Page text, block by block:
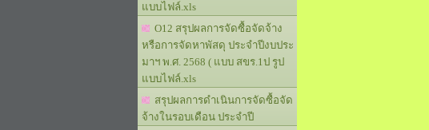
แบบไฟล์.xls
O12 สรุปผลการจัดซื้อจัดจ้าง
หรือการจัดหาพัสดุ ประจำปีงบประ
มาฯ พ.ศ. 2568 ( แบบ สขร.1ป รูป
แบบไฟล์.xls
สรุปผลการดำเนินการจัดซื้อจัด
จ้างในรอบเดือน ประจำปี